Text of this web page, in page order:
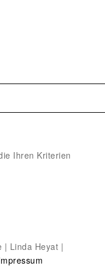
Ihren Kriterien
| Linda Heyat |